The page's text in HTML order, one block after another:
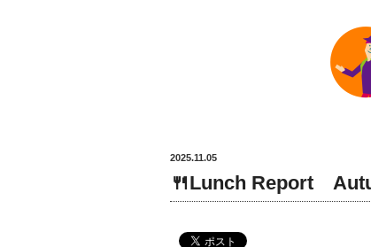
2025.11.05
🍴Lunch Report